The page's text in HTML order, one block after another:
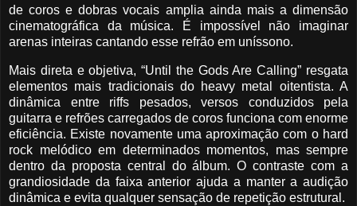
de coros e dobras vocais amplia ainda mais a dimensão
cinematográfica da música. É impossível não imaginar
arenas inteiras cantando esse refrão em uníssono.
Mais direta e objetiva, “Until the Gods Are Calling” resgata
elementos mais tradicionais do heavy metal oitentista. A
dinâmica entre riffs pesados, versos conduzidos pela
guitarra e refrões carregados de coros funciona com enorme
eficiência. Existe novamente uma aproximação com o hard
rock melódico em determinados momentos, mas sempre
dentro da proposta central do álbum. O contraste com a
grandiosidade da faixa anterior ajuda a manter a audição
dinâmica e evita qualquer sensação de repetição estrutural.